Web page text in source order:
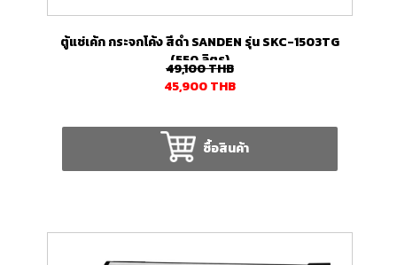
ตู้แช่เค้ก กระจกโค้ง สีดำ SANDEN รุ่น SKC-1503TG
(550 ลิตร)
49,100THB
45,900THB
ซื้อสินค้า